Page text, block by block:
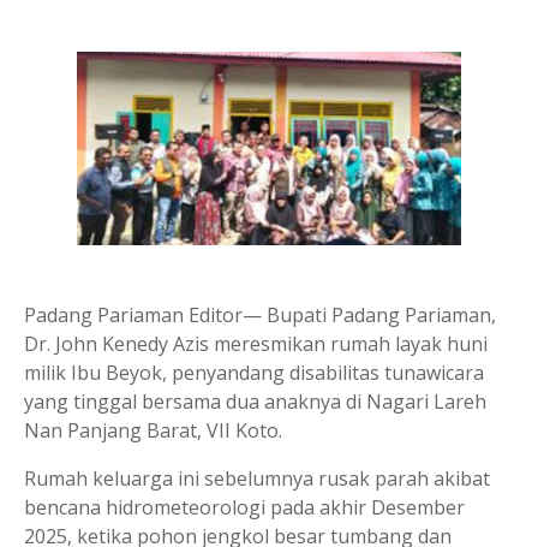
Padang Pariaman Editor— Bupati Padang Pariaman,
Dr. John Kenedy Azis meresmikan rumah layak huni
milik Ibu Beyok, penyandang disabilitas tunawicara
yang tinggal bersama dua anaknya di Nagari Lareh
Nan Panjang Barat, VII Koto.
Rumah keluarga ini sebelumnya rusak parah akibat
bencana hidrometeorologi pada akhir Desember
2025, ketika pohon jengkol besar tumbang dan